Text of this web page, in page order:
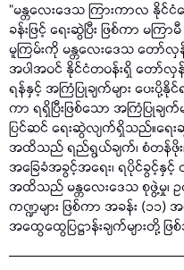
“မန္တလေးဒေသ ကြားကာလ နိုင်ငံ
ခန်းဖြင့် ရေးဆွဲပြီး ဖြစ်ကာ မက
မူကြမ်းကို မန္တလေးဒေသ တော်လှ
အပါအဝင် နိုင်ငံတဝန်းရှိ တော်လှန်
ရန်နှင့် အကြံပြုချက်များ ပေးပို့
ကာ ရရှိပြီးဖြစ်သော အကြံပြုချ
ပြင်ဆင် ရေးဆွဲလျက်ရှိသည်။ရေး
အထိသည် ရည်ရွယ်ချက်၊ စံတန်ဖိုး၊
အခြေခံအခွင့်အရေး၊ ရပိုင်ခွင့်နှင့်
အထိသည် မန္တလေးဒေသ စုဖွဲ့မှု၊ ဥပ
ကဏ္ဍများ ဖြစ်ကာ အခန်း (၁၁)
အထွေထွေပြဋ္ဌာန်းချက်များတို့ ဖ